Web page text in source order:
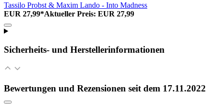
Tassilo Probst & Maxim Lando - Into Madness
EUR 27,99*Aktueller Preis: EUR 27,99
Sicherheits- und Herstellerinformationen
Bewertungen und Rezensionen seit dem 17.11.2022